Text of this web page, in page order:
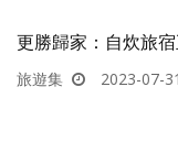
更勝歸家：自炊旅
旅遊集 2023-07-31